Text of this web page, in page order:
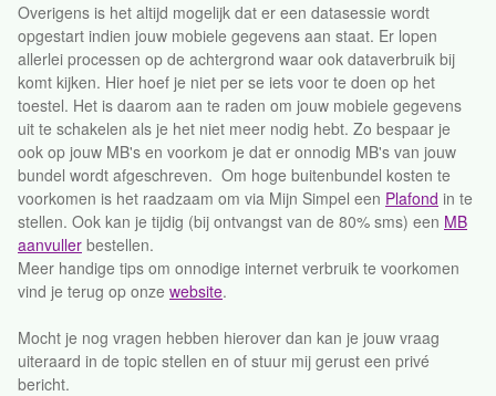
Overigens is het altijd mogelijk dat er een datasessie wordt
opgestart indien jouw mobiele gegevens aan staat. Er lopen
allerlei processen op de achtergrond waar ook dataverbruik bij
komt kijken. Hier hoef je niet per se iets voor te doen op het
toestel. Het is daarom aan te raden om jouw mobiele gegevens
uit te schakelen als je het niet meer nodig hebt. Zo bespaar je
ook op jouw MB's en voorkom je dat er onnodig MB's van jouw
bundel wordt afgeschreven. Om hoge buitenbundel kosten te
voorkomen is het raadzaam om via Mijn Simpel een Plafond in te
stellen. Ook kan je tijdig (bij ontvangst van de 80% sms) een MB
aanvuller bestellen.
Meer handige tips om onnodige internet verbruik te voorkomen
vind je terug op onze website.
Mocht je nog vragen hebben hierover dan kan je jouw vraag
uiteraard in de topic stellen en of stuur mij gerust een privé
bericht.